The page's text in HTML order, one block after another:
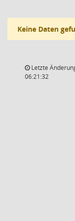
Keine Daten
Letzte
06:21:32